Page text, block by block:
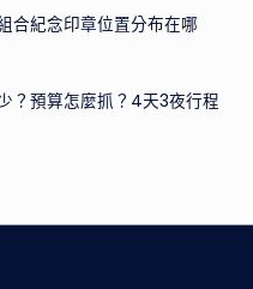
合紀念印章位置分布在哪
？預算怎麼抓？4天3夜行程